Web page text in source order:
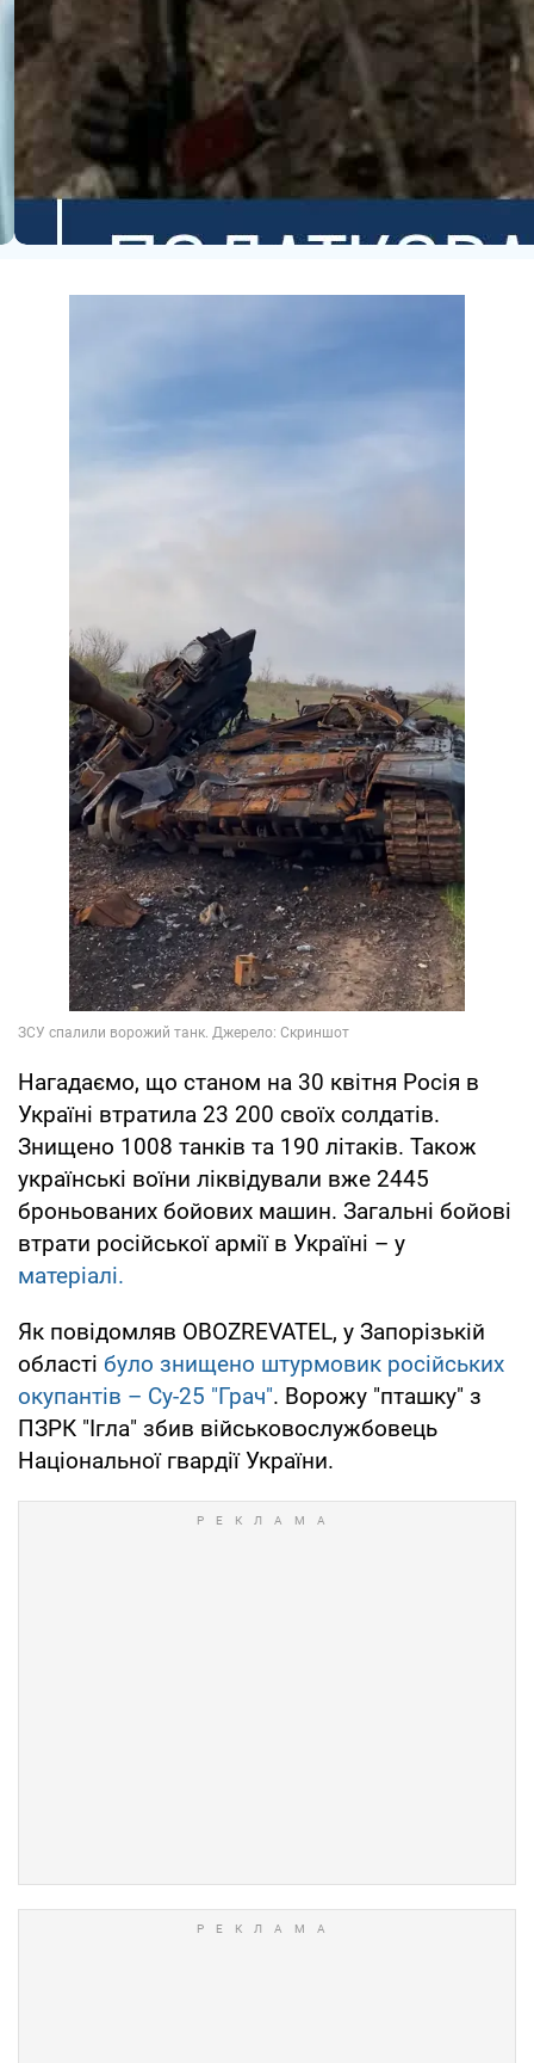
Нагадаємо, що станом на 30 квітня Росія в
Україні втратила 23 200 своїх солдатів.
Знищено 1008 танків та 190 літаків. Також
українські воїни ліквідували вже 2445
броньованих бойових машин. Загальні бойові
втрати російської армії в Україні – у
матеріалі.
Як повідомляв OBOZREVATEL, у Запорізькій
області було знищено штурмовик російських
окупантів – Су-25 "Грач". Ворожу "пташку" з
ПЗРК "Ігла" збив військовослужбовець
Національної гвардії України.